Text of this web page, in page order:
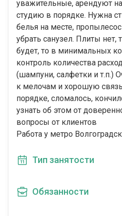
уважительные, арендуют
студию в порядке. Нужна
белья на месте,
убрать санузел. Плиты нет,
будет, то в минимальных
контроль количества
(шампуни, салфетки и т.п.)
к мелочам и хорошую
порядке, сломалось,
узнать об этом от
вопросы от клиентов
Работа у метро
Тип занятости
Обязанности